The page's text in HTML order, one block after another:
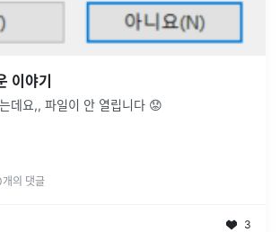
이야기
데요,, 파일이 안 열립니다 😟
개의 댓글
3